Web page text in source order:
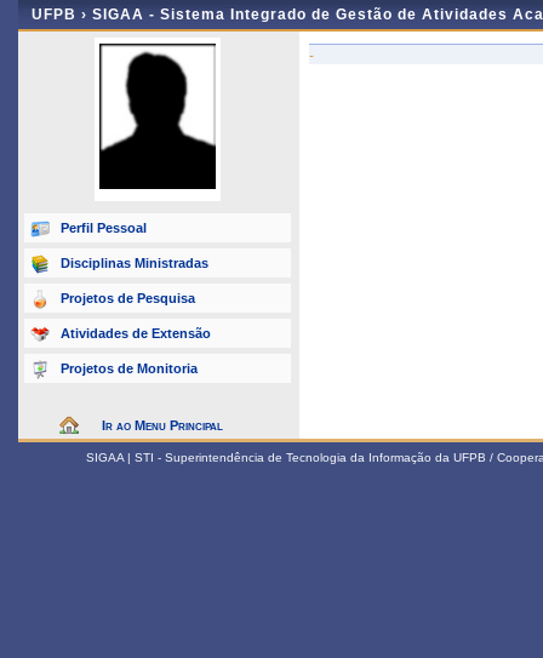
UFPB › SIGAA - Sistema Integrado de Gestão de Atividades
Perfil Pessoal
Disciplinas Ministradas
Projetos de Pesquisa
Atividades de Extensão
Projetos de Monitoria
Ir ao Menu Principal
-
SIGAA | STI - Superintendência de Tecnologia da Informação da UFPB /